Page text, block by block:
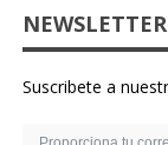
NEWSLETTER